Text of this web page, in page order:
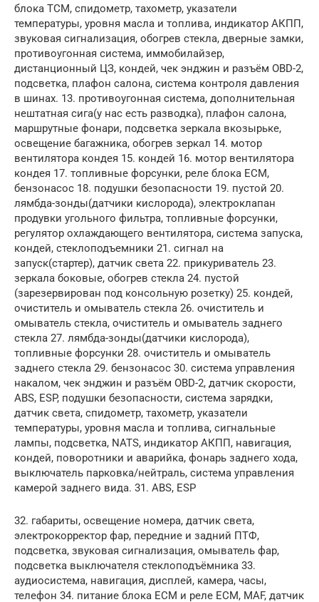
блока TCM, спидометр, тахометр, указатели
температуры, уровня масла и топлива, индикатор АКПП,
звуковая сигнализация, обогрев стекла, дверные замки,
противоугонная система, иммобилайзер,
дистанционный ЦЗ, кондей, чек энджин и разъём OBD-2,
подсветка, плафон салона, система контроля давления
в шинах. 13. противоугонная система, дополнительная
нештатная сига(у нас есть разводка), плафон салона,
маршрутные фонари, подсветка зеркала вкозырьке,
освещение багажника, обогрев зеркал 14. мотор
вентилятора кондея 15. кондей 16. мотор вентилятора
кондея 17. топливные форсунки, реле блока ECM,
бензонасос 18. подушки безопасности 19. пустой 20.
лямбда-зонды(датчики кислорода), электроклапан
продувки угольного фильтра, топливные форсунки,
регулятор охлаждающего вентилятора, система запуска,
кондей, стеклоподъемники 21. сигнал на
запуск(стартер), датчик света 22. прикуриватель 23.
зеркала боковые, обогрев стекла 24. пустой
(зарезервирован под консольную розетку) 25. кондей,
очиститель и омыватель стекла 26. очиститель и
омыватель стекла, очиститель и омыватель заднего
стекла 27. лямбда-зонды(датчики кислорода),
топливные форсунки 28. очиститель и омыватель
заднего стекла 29. бензонасос 30. система управления
накалом, чек энджин и разъём OBD-2, датчик скорости,
ABS, ESP, подушки безопасности, система зарядки,
датчик света, спидометр, тахометр, указатели
температуры, уровня масла и топлива, сигнальные
лампы, подсветка, NATS, индикатор АКПП, навигация,
кондей, поворотники и аварийка, фонарь заднего хода,
выключатель парковка/нейтраль, система управления
камерой заднего вида. 31. ABS, ESP
32. габариты, освещение номера, датчик света,
электрокорректор фар, передние и задний ПТФ,
подсветка, звуковая сигнализация, омыватель фар,
подсветка выключателя стеклоподъёмника 33.
аудиосистема, навигация, дисплей, камера, часы,
телефон 34. питание блока ЕСМ и реле ECM, MAF, датчик